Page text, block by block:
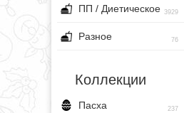
ПП / Диетическое 3929
Разное 76
Коллекции
Пасха 237